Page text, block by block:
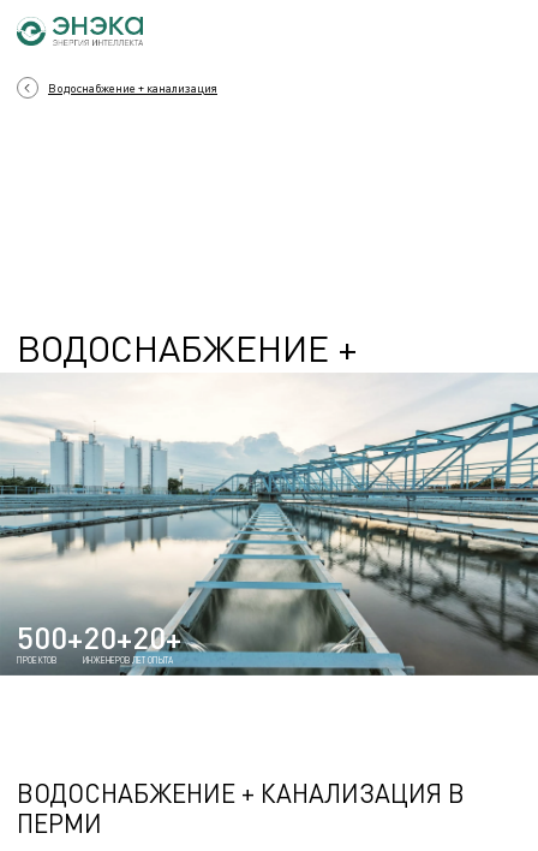
Водоснабжение + канализация
ВОДОСНАБЖЕНИЕ +
500+
ПРОЕКТОВ
20+
ИНЖЕНЕРОВ
20+
ЛЕТ ОПЫТА
ВОДОСНАБЖЕНИЕ + КАНАЛИЗАЦИЯ В
ПЕРМИ